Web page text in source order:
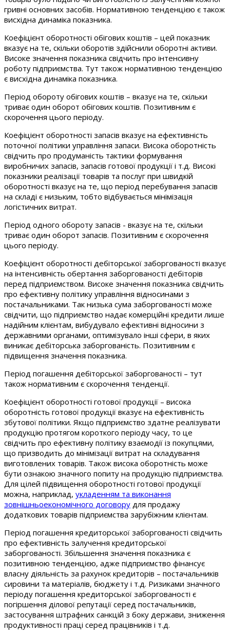
гривні основних засобів. Нормативною тенденцією є також
висхідна динаміка показника.
Коефіцієнт оборотності обігових коштів – цей показник
вказує на те, скільки оборотів здійснили оборотні активи.
Високе значення показника свідчить про інтенсивну
роботу підприємства. Тут також нормативною тенденцією
є висхідна динаміка показника.
Період обороту обігових коштів – вказує на те, скільки
триває один оборот обігових коштів. Позитивним є
скорочення цього періоду.
Коефіцієнт оборотності запасів вказує на ефективність
поточної політики управління запаси. Висока оборотність
свідчить про продуманість тактики формування
виробничих запасів, запасів готової продукції і т.д. Високі
показники реалізації товарів та послуг при швидкій
оборотності вказує на те, що період перебування запасів
на складі є низьким, тобто відбувається мінімізація
логістичних витрат.
Період одного обороту запасів - вказує на те, скільки
триває один оборот запасів. Позитивним є скорочення
цього періоду.
Коефіцієнт оборотності дебіторської заборгованості вказує
на інтенсивність обертання заборгованості дебіторів
перед підприємством. Високе значення показника свідчить
про ефективну політику управління відносинами з
постачальниками. Так низька сума заборгованості може
свідчити, що підприємство надає комерційні кредити лише
надійним клієнтам, вибудувало ефективні відносини з
державними органами, оптимізувало інші сфери, в яких
виникає дебіторська заборгованість. Позитивним є
підвищення значення показника.
Період погашення дебіторської заборгованості – тут
також нормативним є скорочення тенденції.
Коефіцієнт оборотності готової продукції – висока
оборотність готової продукції вказує на ефективність
збутової політики. Якщо підприємство здатне реалізувати
продукцію протягом короткого періоду часу, то це
свідчить про ефективну політику взаємодії із покупцями,
що призводить до мінімізації витрат на складування
виготовлених товарів. Також висока оборотність може
бути ознакою значного попиту на продукцію підприємства.
Для цілей підвищення оборотності готової продукції
можна, наприклад, укладенням та виконання
зовнішньоекономічного договору для продажу
додаткових товарів підприємства зарубіжним клієнтам.
Період погашення кредиторської заборгованості свідчить
про ефективність залучення кредиторської
заборгованості. Збільшення значення показника є
позитивною тенденцією, адже підприємство фінансує
власну діяльність за рахунок кредиторів – постачальників
сировини та матеріалів, бюджету і т.д. Ризиками значного
періоду погашення кредиторської заборгованості є
погіршення ділової репутації серед постачальників,
застосування штрафних санкцій з боку держави, зниження
продуктивності праці серед працівників і т.д.